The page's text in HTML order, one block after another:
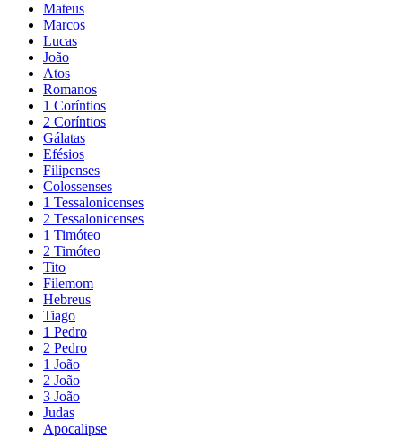
Mateus
Marcos
Lucas
João
Atos
Romanos
1 Coríntios
2 Coríntios
Gálatas
Efésios
Filipenses
Colossenses
1 Tessalonicenses
2 Tessalonicenses
1 Timóteo
2 Timóteo
Tito
Filemom
Hebreus
Tiago
1 Pedro
2 Pedro
1 João
2 João
3 João
Judas
Apocalipse